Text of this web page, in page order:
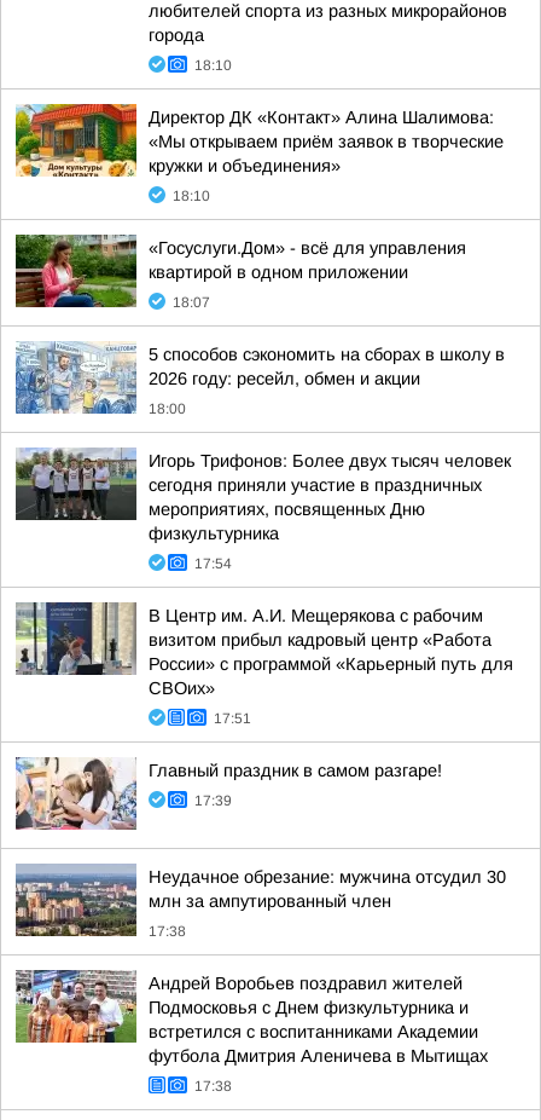
любителей спорта из разных микрорайонов
города
18:10
Директор ДК «Контакт» Алина Шалимова:
«Мы открываем приём заявок в творческие
кружки и объединения»
18:10
«Госуслуги.Дом» - всё для управления
квартирой в одном приложении
18:07
5 способов сэкономить на сборах в школу в
2026 году: ресейл, обмен и акции
18:00
Игорь Трифонов: Более двух тысяч человек
сегодня приняли участие в праздничных
мероприятиях, посвященных Дню
физкультурника
17:54
В Центр им. А.И. Мещерякова с рабочим
визитом прибыл кадровый центр «Работа
России» с программой «Карьерный путь для
СВОих»
17:51
Главный праздник в самом разгаре!
17:39
Неудачное обрезание: мужчина отсудил 30
млн за ампутированный член
17:38
Андрей Воробьев поздравил жителей
Подмосковья с Днем физкультурника и
встретился с воспитанниками Академии
футбола Дмитрия Аленичева в Мытищах
17:38